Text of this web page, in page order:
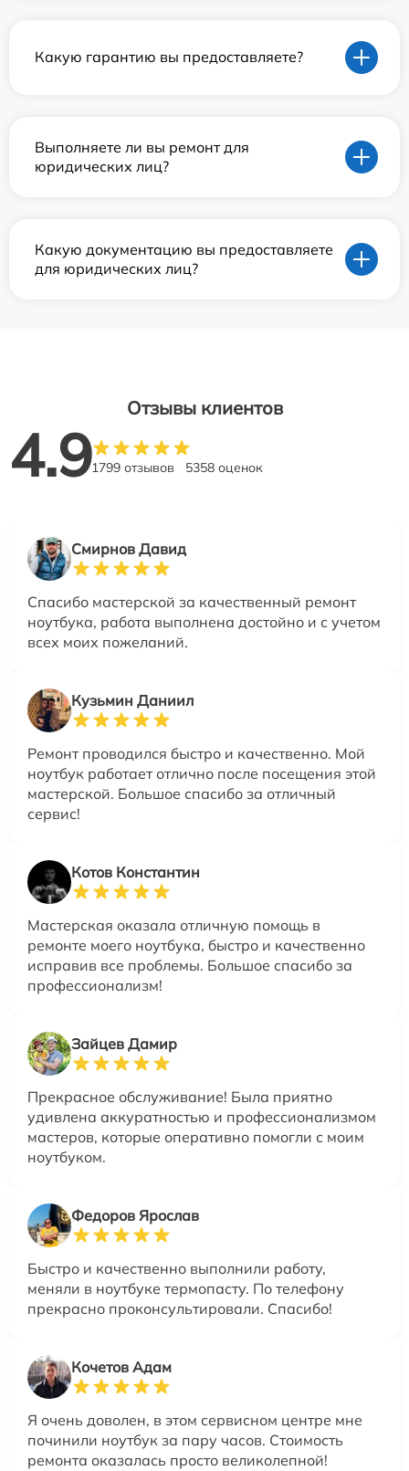
Какую гарантию вы предоставляете?
Выполняете ли вы ремонт для
юридических лиц?
Какую документацию вы предоставляете
для юридических лиц?
Отзывы клиентов
4.91799 отзывов 5358 оценок
Смирнов Давид
Спасибо мастерской за качественный ремонт
ноутбука, работа выполнена достойно и с учетом
всех моих пожеланий.
Кузьмин Даниил
Ремонт проводился быстро и качественно. Мой
ноутбук работает отлично после посещения этой
мастерской. Большое спасибо за отличный
сервис!
Котов Константин
Мастерская оказала отличную помощь в
ремонте моего ноутбука, быстро и качественно
исправив все проблемы. Большое спасибо за
профессионализм!
Зайцев Дамир
Прекрасное обслуживание! Была приятно
удивлена аккуратностью и профессионализмом
мастеров, которые оперативно помогли с моим
ноутбуком.
Федоров Ярослав
Быстро и качественно выполнили работу,
меняли в ноутбуке термопасту. По телефону
прекрасно проконсультировали. Спасибо!
Кочетов Адам
Я очень доволен, в этом сервисном центре мне
починили ноутбук за пару часов. Стоимость
ремонта оказалась просто великолепной!